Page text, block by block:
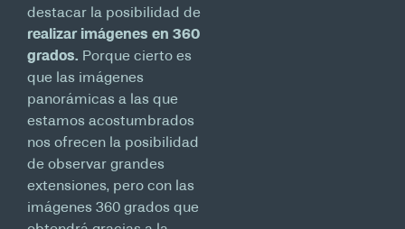
destacar la posibilidad de
realizar imágenes en 360
grados. Porque cierto es
que las imágenes
panorámicas a las que
estamos acostumbrados
nos ofrecen la posibilidad
de observar grandes
extensiones, pero con las
imágenes 360 grados que